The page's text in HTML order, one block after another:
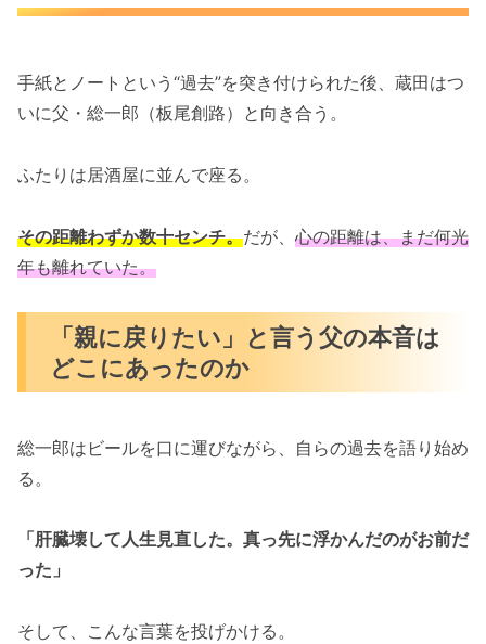
手紙とノートという“過去”を突き付けられた後、蔵田はつ
いに父・総一郎（板尾創路）と向き合う。
ふたりは居酒屋に並んで座る。
その距離わずか数十センチ。だが、 心の距離は、まだ何光
年も離れていた。
「親に戻りたい」と言う父の本音は
どこにあったのか
総一郎はビールを口に運びながら、自らの過去を語り始め
る。
「肝臓壊して人生見直した。真っ先に浮かんだのがお前だ
った」
そして、こんな言葉を投げかける。